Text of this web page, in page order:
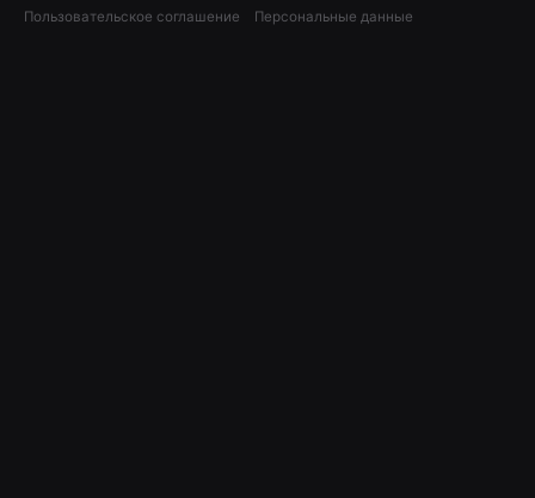
Пользовательское соглашение Персональные данные